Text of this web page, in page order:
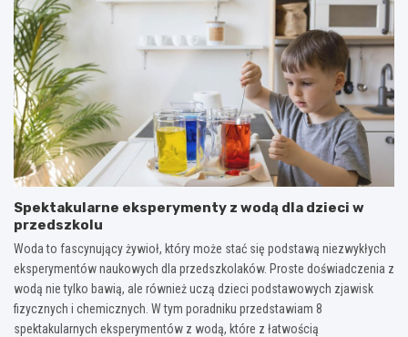
Spektakularne eksperymenty z wodą dla dzieci w
przedszkolu
Woda to fascynujący żywioł, który może stać się podstawą niezwykłych
eksperymentów naukowych dla przedszkolaków. Proste doświadczenia z
wodą nie tylko bawią, ale również uczą dzieci podstawowych zjawisk
fizycznych i chemicznych. W tym poradniku przedstawiam 8
spektakularnych eksperymentów z wodą, które z łatwością